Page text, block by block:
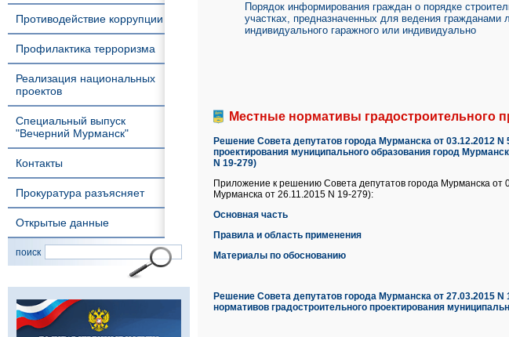
Противодействие коррупции
Профилактика терроризма
Реализация национальных
проектов
Специальный выпуск
"Вечерний Мурманск"
Контакты
Прокуратура разъясняет
Открытые данные
поиск
Порядок информирования граждан о порядке
участках, предназначенных для ведения гражданами
индивидуального гаражного или индивидуально
Местные нормативы градостроительного
Решение Совета депутатов города Мурманска от 03.12.2012 N
проектирования муниципального образования город
N 19-279)
Приложение к решению Совета депутатов города Мурманска
Мурманска от 26.11.2015 N 19-279):
Основная часть
Правила и область применения
Материалы по обоснованию
Решение Совета депутатов города Мурманска от 27.03.2015 N
нормативов градостроительного проектирования